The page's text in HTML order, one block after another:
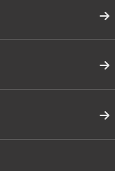
Dalarnas
krispiga luft
vraka och ge